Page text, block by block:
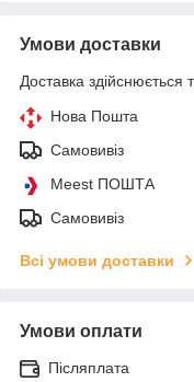
Умови доставки
Доставка здійснюється
Нова Пошта
Самовивіз
Meest ПОШТА
Самовивіз
Всі умови доставки
Умови оплати
Післяплата